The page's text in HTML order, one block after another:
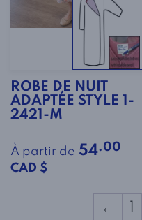
ROBE DE NUIT
ADAPTÉE STYLE 1-
2421-M
À partir de 54.00
CAD $
←